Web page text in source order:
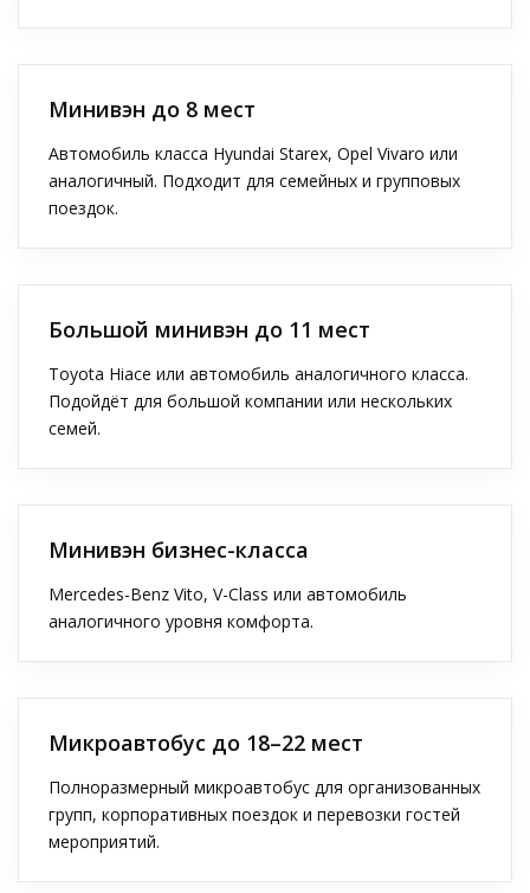
Минивэн до 8 мест
Автомобиль класса Hyundai Starex, Opel Vivaro или
аналогичный. Подходит для семейных и групповых
поездок.
Большой минивэн до 11 мест
Toyota Hiace или автомобиль аналогичного класса.
Подойдёт для большой компании или нескольких
семей.
Минивэн бизнес-класса
Mercedes-Benz Vito, V-Class или автомобиль
аналогичного уровня комфорта.
Микроавтобус до 18–22 мест
Полноразмерный микроавтобус для организованных
групп, корпоративных поездок и перевозки гостей
мероприятий.